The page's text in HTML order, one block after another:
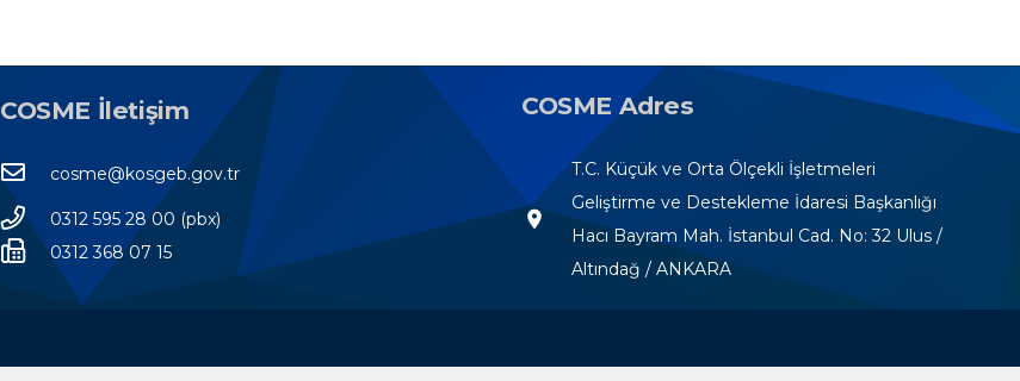
COSME İletişim
cosme@kosgeb.gov.tr
0312 595 28 00 (pbx)
0312 368 07 15
COSME Adres
room
T.C. Küçük ve Orta Ölçekli İşletmeleri
Geliştirme ve Destekleme İdaresi Başkanlığı
Hacı Bayram Mah. İstanbul Cad. No: 32 Ulus /
Altındağ / ANKARA